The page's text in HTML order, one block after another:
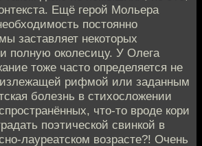
Ещё герой Мольера
постоянно
заставляет некоторых
полную околесицу. У Олега
тоже часто определяется не
рифмой или заданным
болезнь в стихосложении
что-то вроде кори
поэтической свинкой в
лауреатском возрасте?! Очень